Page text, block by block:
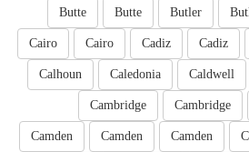
Butler
Butte
Butte
Cadiz
Cadiz
Cairo
Cairo
Caldwell
Caledonia
Calhoun
Cambridge
Cambridge
Camden
Camden
Camden